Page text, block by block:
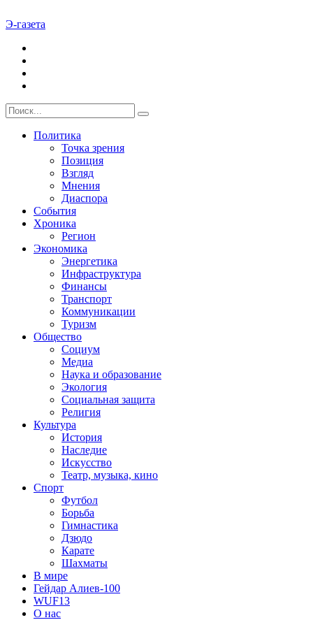
Э-газета
Политика
Точка зрения
Позиция
Взгляд
Мнения
Диаспора
События
Хроника
Регион
Экономика
Энергетика
Инфраструктура
Финансы
Транспорт
Коммуникации
Туризм
Общество
Социум
Медиа
Наука и образование
Экология
Социальная защита
Религия
Культура
История
Наследие
Искусство
Театр, музыка, кино
Спорт
Футбол
Борьба
Гимнастика
Дзюдо
Карате
Шахматы
В мире
Гейдар Алиев-100
WUF13
О нас